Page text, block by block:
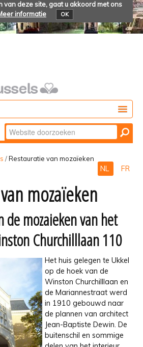
van deze site, gaat u akkoord met ons
informatie OK
Zoek
Geavanceerd
zoeken...
/Restauratie van mozaïeken
NL FR
mozaïeken
de mozaieken van het
Churchilllaan 110
Het huis gelegen te Ukkel
op de hoek van de
Winston Churchilllaan en
de Mariannestraat werd
in 1910 gebouwd naar
de plannen van architect
Jean-Baptiste Dewin. De
buitenschil en sommige